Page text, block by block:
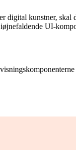
digital kunstner, skal
UI-